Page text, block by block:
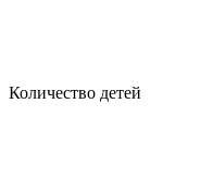
Количество детей